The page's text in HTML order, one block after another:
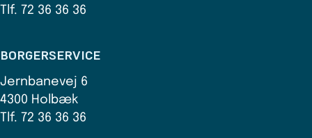
Tlf. 72 36 36 36
BORGERSERVICE
Jernbanevej 6
4300 Holbæk
Tlf. 72 36 36 36